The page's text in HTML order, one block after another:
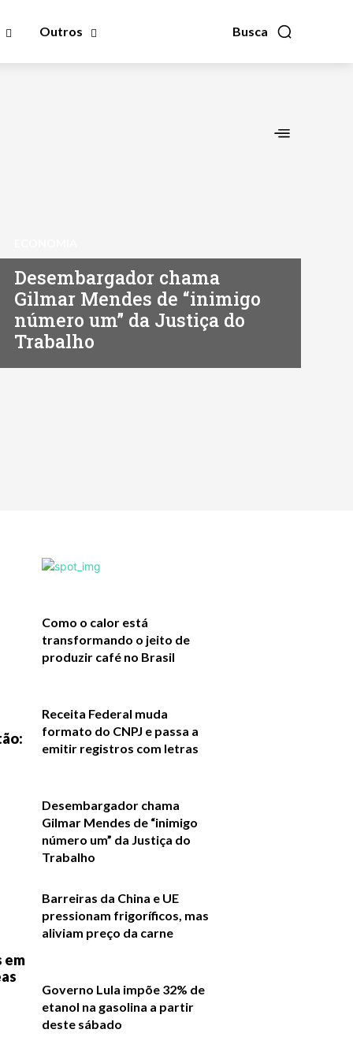
Busca
Outros
Desembargador chama
Gilmar Mendes de “inimigo
número um” da Justiça do
Trabalho
em
Como o calor está
transformando o jeito de
produzir café no Brasil
Receita Federal muda
formato do CNPJ e passa a
emitir registros com letras
Desembargador chama
Gilmar Mendes de “inimigo
número um” da Justiça do
Trabalho
Barreiras da China e UE
pressionam frigoríficos, mas
aliviam preço da carne
Governo Lula impõe 32% de
etanol na gasolina a partir
deste sábado